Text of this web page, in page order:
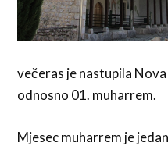
večeras je nastupila
odnosno 01. muharrem.
Mjesec muharrem je